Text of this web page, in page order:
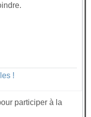
!
participer à la